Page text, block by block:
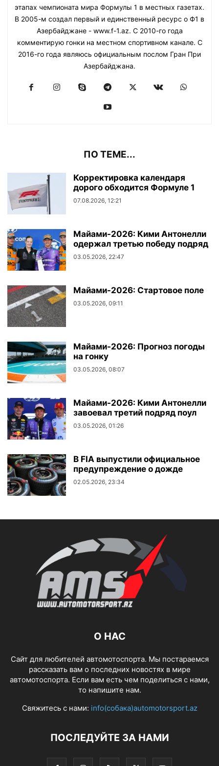
этапах чемпионата мира Формулы 1 в местных газетах.
В 2005-м создал первый и единственный ресурс о Ф1 в
Азербайджане - www.f-1.az. С 2010-го года
комментирую гонки на местном спортивном канале. С
2016-го года являюсь официальным послом Гран При
Азербайджана.
ПО ТЕМЕ...
Корректировка календаря
дорого обходится Формуле 1
07.08.2026, 12:21
Майами-2026: Кими Антонелли
одержал третью победу подряд
03.05.2026, 22:47
Майами-2026: Стартовое поле
03.05.2026, 09:11
Майами-2026: Прогноз погоды
на гонку
03.05.2026, 08:07
Майами-2026: Кими Антонелли
завоевал третий подряд поул
03.05.2026, 01:26
В FIA выпустили официальное
предупреждение о дожде
02.05.2026, 23:34
О НАС
Сайт для любителей автомотоспорта. Мы постараемся
рассказать вам о последних новостях в мире
автомотоспорта. Если вам есть чем поделиться с нами,
то напишите нам.
Свяжитесь с нами: info(собака)automotorsport.az
ПОСЛЕДУЙТЕ ЗА НАМИ